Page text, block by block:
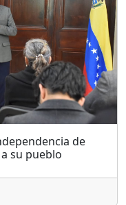
de
su pueblo